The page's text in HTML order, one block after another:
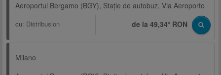
Aeroportul Bergamo (BGY), Staţie de autobuz, Via Aeroporto
cu: Distribusion de la 49,34* RON
Milano